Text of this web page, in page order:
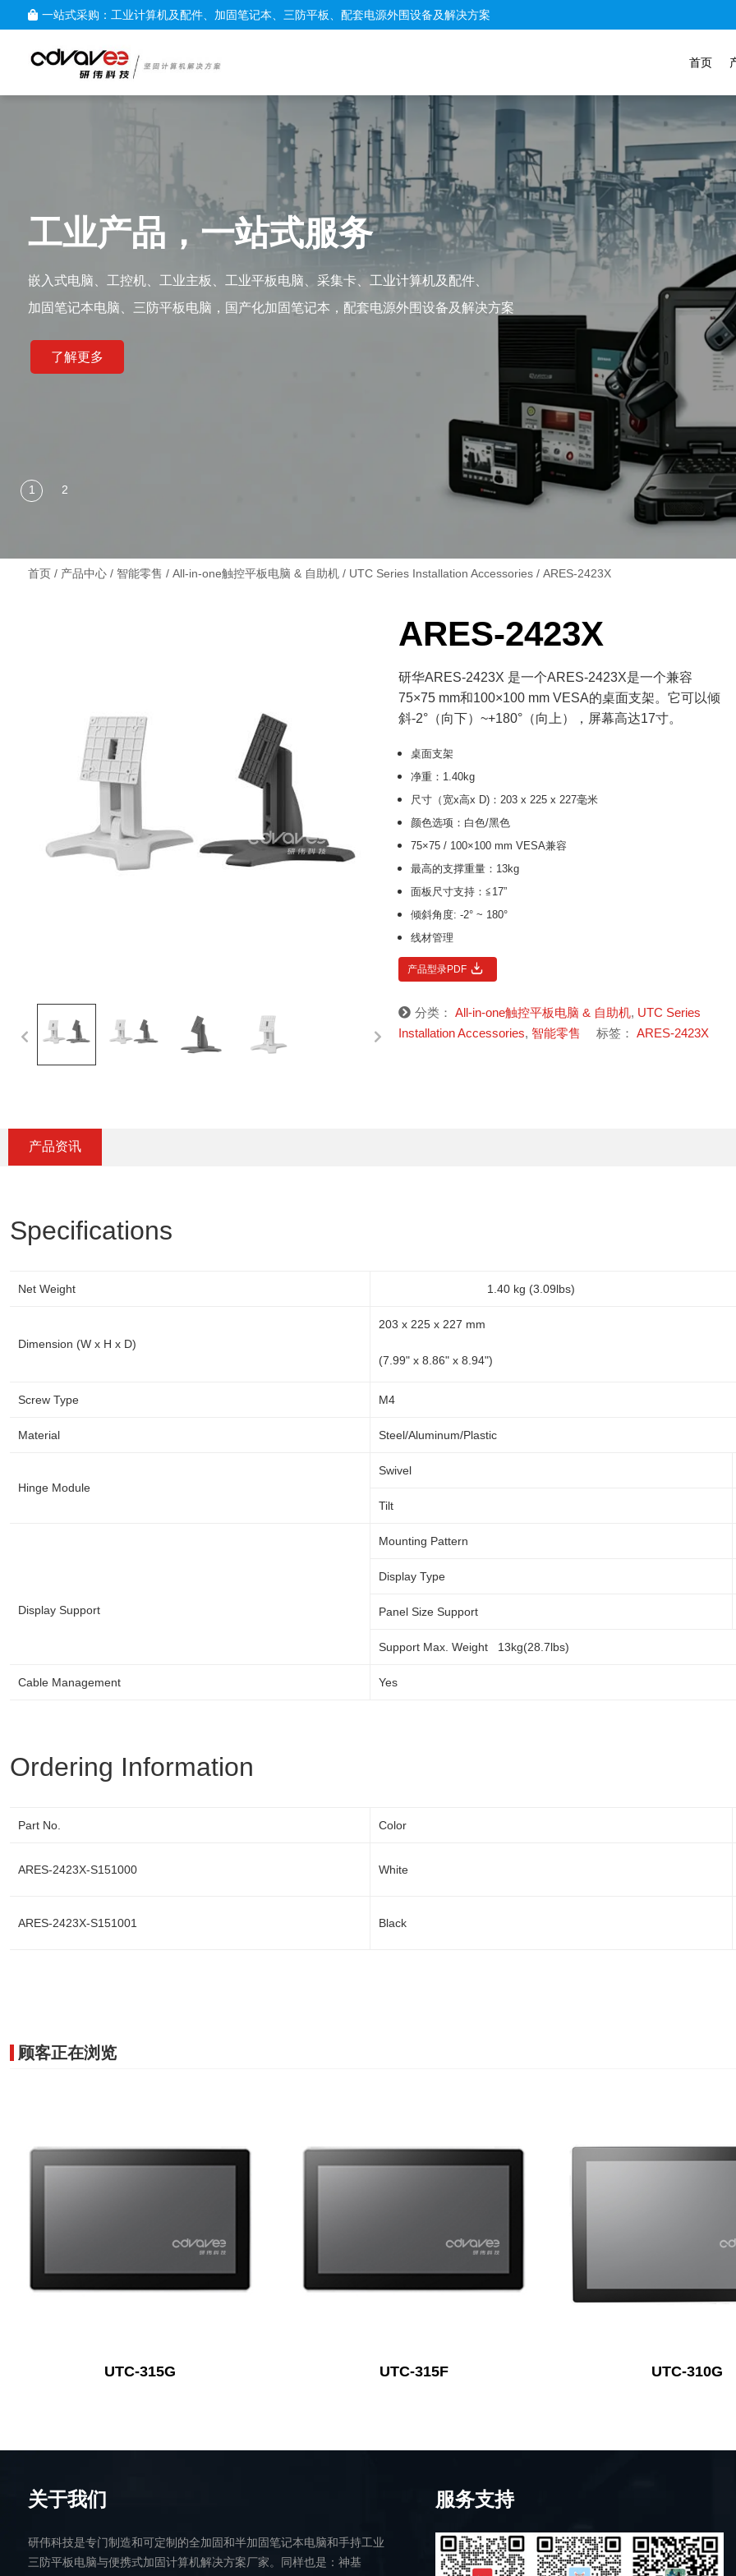
一站式采购：工业计算机及配件、加固笔记本、三防平板、配套电源外围设备及解决方案
首页
工业产品，一站式服务
嵌入式电脑、工控机、工业主板、工业平板电脑、采集卡、工业计算机及配件、
加固笔记本电脑、三防平板电脑，国产化加固笔记本，配套电源外围设备及解决方案
了解更多
首页/ 产品中心/ 智能零售 / All-in-one触控平板电脑 & 自助机/ UTC Series Installation Accessories/ ARES-2423X
ARES-2423X
研华ARES-2423X 是一个ARES-2423X是一个兼容
75×75 mm和100×100 mm VESA的桌面支架。它可以倾
斜-2°（向下）~+180°（向上），屏幕高达17寸。
桌面支架
净重：1.40kg
尺寸（宽x高x D)：203 x 225 x 227毫米
颜色选项：白色/黑色
75×75 / 100×100 mm VESA兼容
最高的支撑重量：13kg
面板尺寸支持：≦17”
倾斜角度: -2° ~ 180°
线材管理
产品型录PDF
分类： All-in-one触控平板电脑 & 自助机, UTC Series
Installation Accessories, 智能零售 标签： ARES-2423X
产品资讯
Specifications
Net Weight 1.40 kg (3.09lbs)
Dimension (W x H x D)
203 x 225 x 227 mm
(7.99" x 8.86" x 8.94")
Screw Type M4
Material Steel/Aluminum/Plastic
Hinge Module
Swivel
Tilt
Display Support
Mounting Pattern
Display Type
Panel Size Support
Support Max. Weight 13kg(28.7lbs)
Cable Management Yes
Ordering Information
Part No. Color
ARES-2423X-S151000 White
ARES-2423X-S151001 Black
顾客正在浏览
UTC-315G UTC-315F UTC-310G
关于我们
研伟科技是专门制造和可定制的全加固和半加固笔记本电脑和手持工业
三防平板电脑与便携式加固计算机解决方案厂家。同样也是：神基
服务支持